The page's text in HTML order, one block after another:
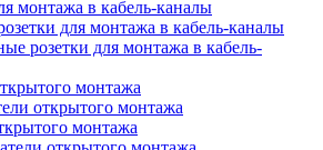
монтажа в кабель-каналы
для монтажа в кабель-каналы
розетки для монтажа в кабель-
монтажа
открытого монтажа
монтажа